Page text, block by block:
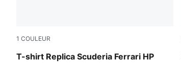
1 COULEUR
T-shirt Replica Scuderia Ferrari HP
PUMA Red